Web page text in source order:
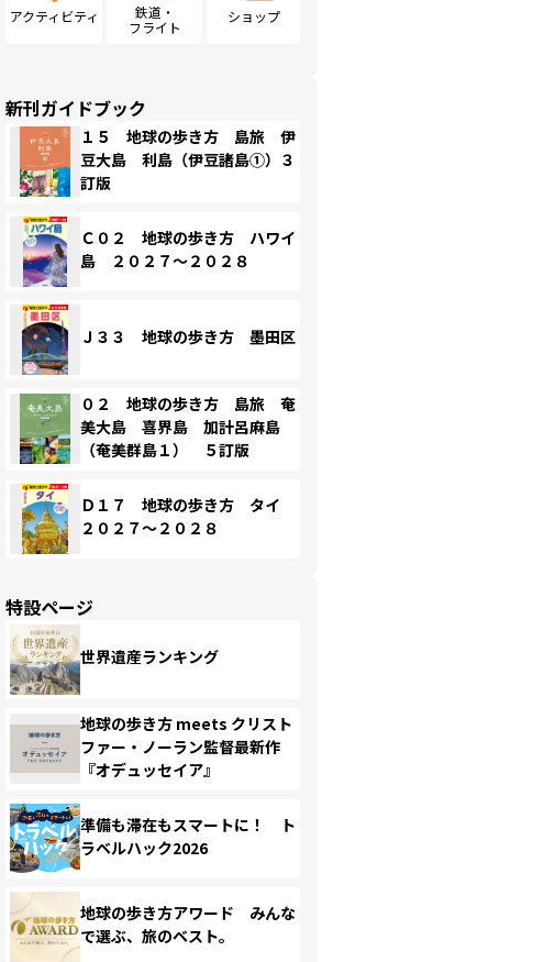
アクティビティ
鉄道・
フライト
ショップ
新刊ガイドブック
１５ 地球の歩き方 島旅 伊
豆大島 利島（伊豆諸島①）３
訂版
Ｃ０２ 地球の歩き方 ハワイ
島 ２０２７～２０２８
Ｊ３３ 地球の歩き方 墨田区
０２ 地球の歩き方 島旅 奄
美大島 喜界島 加計呂麻島
（奄美群島１） ５訂版
Ｄ１７ 地球の歩き方 タイ
２０２７～２０２８
特設ページ
世界遺産ランキング
地球の歩き方 meets クリスト
ファー・ノーラン監督最新作
『オデュッセイア』
準備も滞在もスマートに！ ト
ラベルハック2026
地球の歩き方アワード みんな
で選ぶ、旅のベスト。